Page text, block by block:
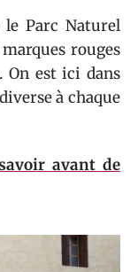
Parc Naturel
rouges
On est ici dans
à chaque
avant de